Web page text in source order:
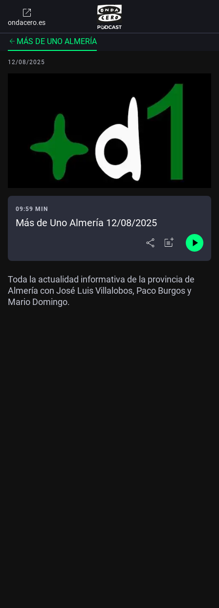
ondacero.es
MÁS DE UNO ALMERÍA
12/08/2025
09:59 MIN
Más de Uno Almería 12/08/2025
Toda la actualidad informativa de la provincia de
Almería con José Luis Villalobos, Paco Burgos y
Mario Domingo.